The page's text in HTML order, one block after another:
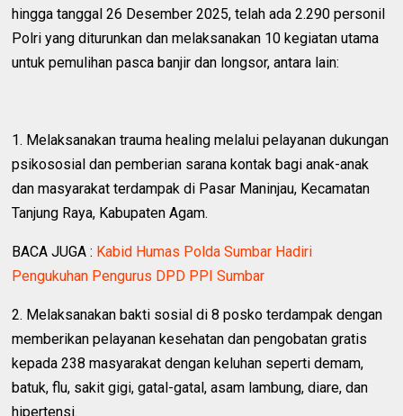
hingga tanggal 26 Desember 2025, telah ada 2.290 personil
Polri yang diturunkan dan melaksanakan 10 kegiatan utama
untuk pemulihan pasca banjir dan longsor, antara lain:
1. Melaksanakan trauma healing melalui pelayanan dukungan
psikososial dan pemberian sarana kontak bagi anak-anak
dan masyarakat terdampak di Pasar Maninjau, Kecamatan
Tanjung Raya, Kabupaten Agam.
BACA JUGA : Kabid Humas Polda Sumbar Hadiri
Pengukuhan Pengurus DPD PPI Sumbar
2. Melaksanakan bakti sosial di 8 posko terdampak dengan
memberikan pelayanan kesehatan dan pengobatan gratis
kepada 238 masyarakat dengan keluhan seperti demam,
batuk, flu, sakit gigi, gatal-gatal, asam lambung, diare, dan
hipertensi.